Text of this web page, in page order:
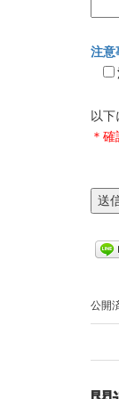
注意
以下
＊
公開